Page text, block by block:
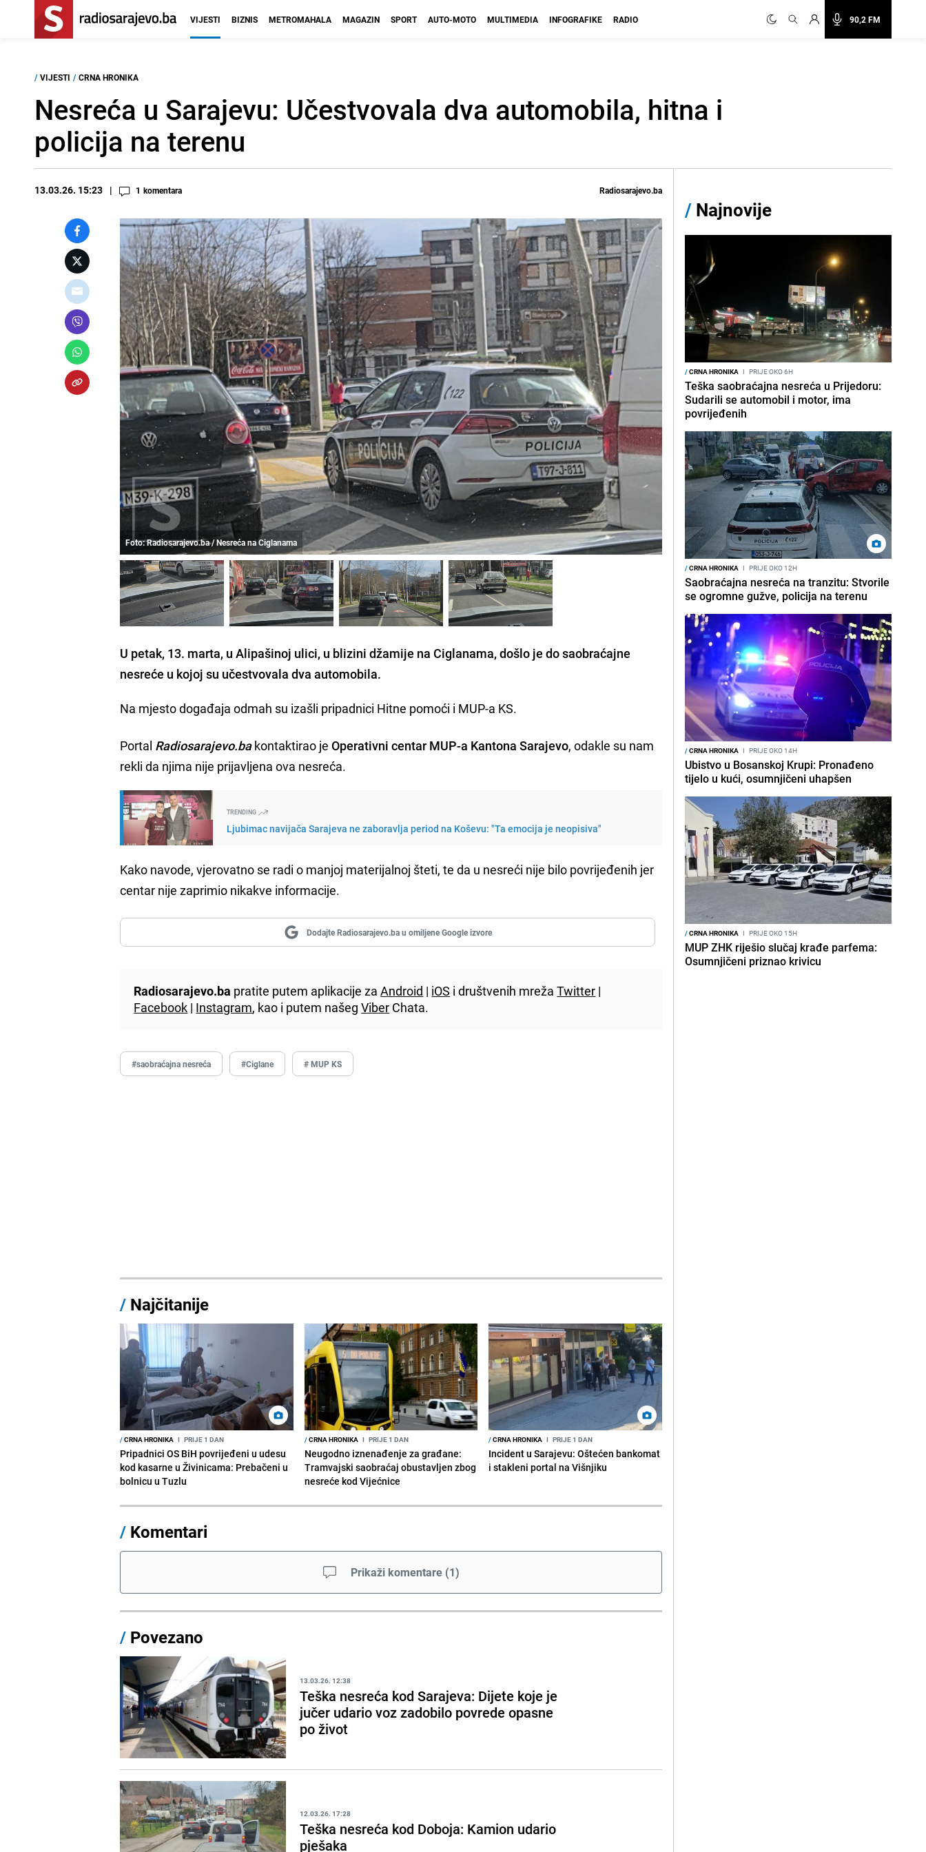
90,2 FM
VIJESTI BIZNIS METROMAHALA MAGAZIN SPORT AUTO-MOTO MULTIMEDIA INFOGRAFIKE RADIO
/ VIJESTI / CRNA HRONIKA
Nesreća u Sarajevu: Učestvovala dva automobila, hitna i
policija na terenu
13.03.26. 15:23 1 komentara Radiosarajevo.ba
Foto: Radiosarajevo.ba / Nesreća na Ciglanama
U petak, 13. marta, u Alipašinoj ulici, u blizini džamije na Ciglanama, došlo je do saobraćajne
nesreće u kojoj su učestvovala dva automobila.
Na mjesto događaja odmah su izašli pripadnici Hitne pomoći i MUP-a KS.
Portal Radiosarajevo.bakontaktirao jeOperativni centar MUP-a Kantona Sarajevo, odakle su nam
rekli da njima nije prijavljena ova nesreća.
TRENDING
Ljubimac navijača Sarajeva ne zaboravlja period na Koševu: "Ta emocija je neopisiva"
Kako navode, vjerovatno se radi o manjoj materijalnoj šteti, te da u nesreći nije bilo povrijeđenih jer
centar nije zaprimio nikakve informacije.
Dodajte Radiosarajevo.ba u omiljene Google izvore
Radiosarajevo.ba pratite putem aplikacije zaAndroid | iOS i društvenih mrežaTwitter |
Facebook | Instagram, kao i putem našegViber Chata.
#saobraćajna nesreća #Ciglane # MUP KS
/ Najčitanije
/CRNA HRONIKA I PRIJE 1 DAN
Pripadnici OS BiH povrijeđeni u udesu
kod kasarne u Živinicama: Prebačeni u
bolnicu u Tuzlu
/CRNA HRONIKA I PRIJE 1 DAN
Neugodno iznenađenje za građane:
Tramvajski saobraćaj obustavljen zbog
nesreće kod Vijećnice
/CRNA HRONIKA I PRIJE 1 DAN
Incident u Sarajevu: Oštećen bankomat
i stakleni portal na Višnjiku
/ Komentari
Prikaži komentare (1)
/ Povezano
13.03.26. 12:38
Teška nesreća kod Sarajeva: Dijete koje je
jučer udario voz zadobilo povrede opasne
po život
12.03.26. 17:28
Teška nesreća kod Doboja: Kamion udario
pješaka
/ Najnovije
/CRNA HRONIKA I PRIJE OKO 6H
Teška saobraćajna nesreća u Prijedoru:
Sudarili se automobil i motor, ima
povrijeđenih
/CRNA HRONIKA I PRIJE OKO 12H
Saobraćajna nesreća na tranzitu: Stvorile
se ogromne gužve, policija na terenu
/CRNA HRONIKA I PRIJE OKO 14H
Ubistvo u Bosanskoj Krupi: Pronađeno
tijelo u kući, osumnjičeni uhapšen
/CRNA HRONIKA I PRIJE OKO 15H
MUP ZHK riješio slučaj krađe parfema:
Osumnjičeni priznao krivicu